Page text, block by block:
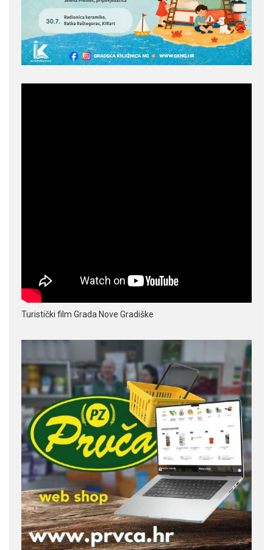
Turistički film Grada Nove Gradiške